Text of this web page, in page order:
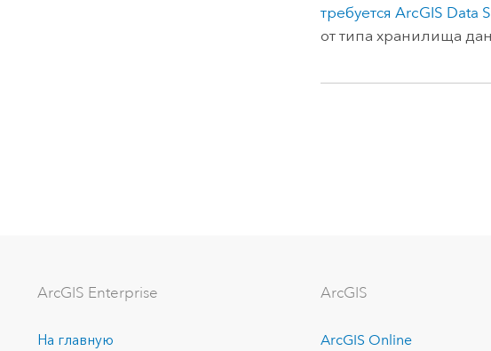
требуетсяArcGIS Data
от типа хранилища
ArcGIS Enterprise
На главную
ArcGIS
ArcGIS Online